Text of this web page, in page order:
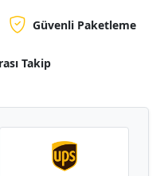
Güvenli Paketleme
Takip